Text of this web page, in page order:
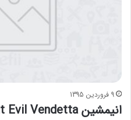
9 فروردین 1395
انیمشین Resident Evil Vendetta رونمایی شد